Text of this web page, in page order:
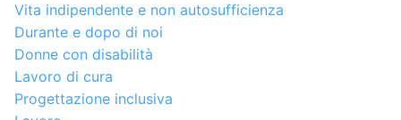
Vita indipendente e non autosufficienza
Durante e dopo di noi
Donne con disabilità
Lavoro di cura
Progettazione inclusiva